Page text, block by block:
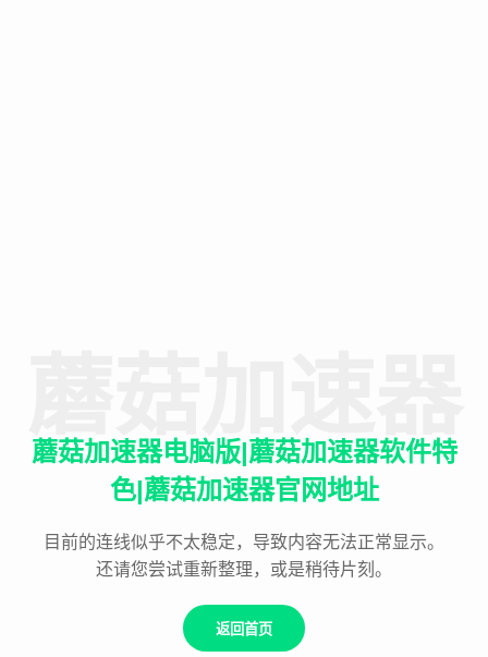
蘑菇加速器电脑版|蘑菇加速器软件特
色|蘑菇加速器官网地址
目前的连线似乎不太稳定，导致内容无法正常显示。
还请您尝试重新整理，或是稍待片刻。
返回首页